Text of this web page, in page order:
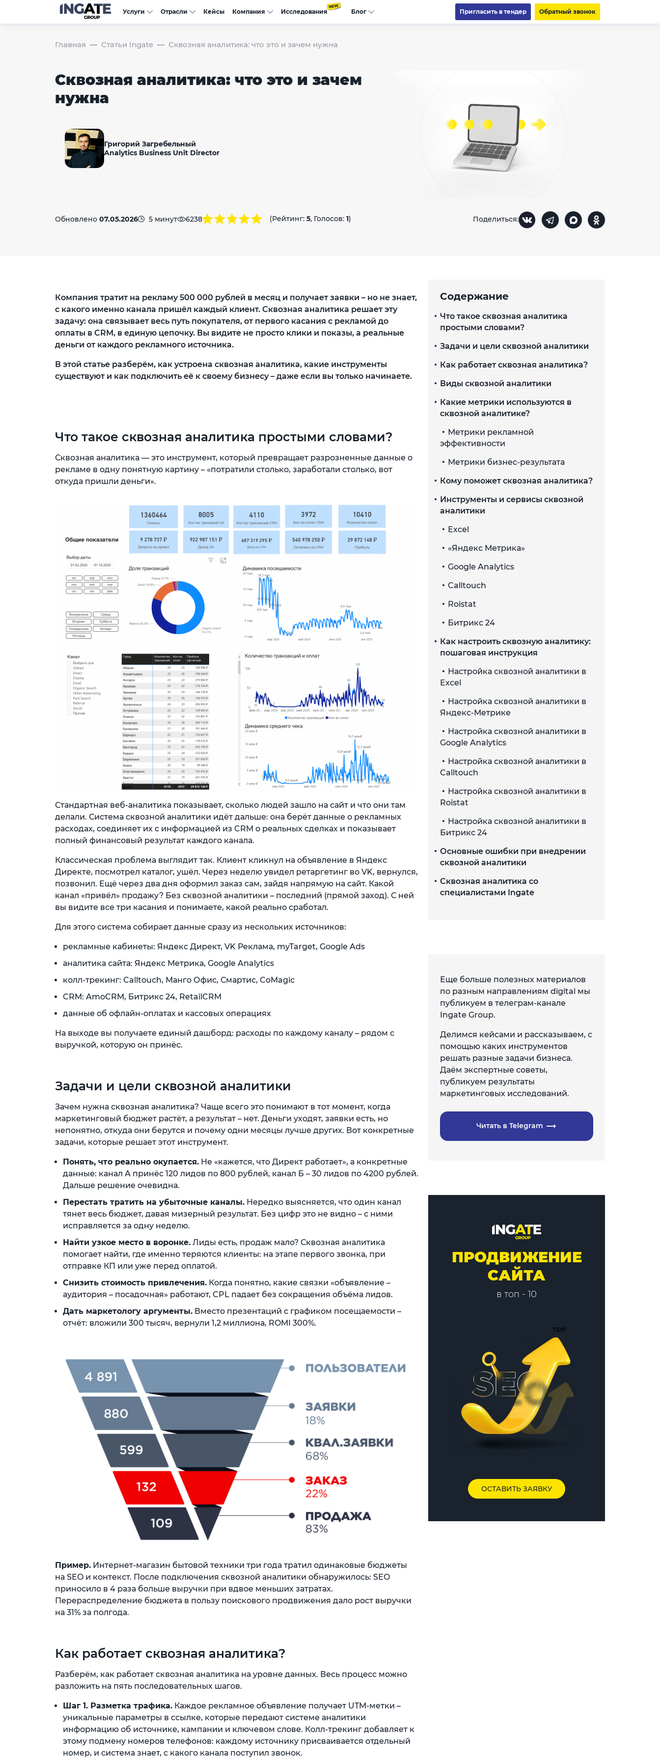
Услуги Отрасли Кейсы Компания Исследования Блог Пригласить в тендер Обратный звонок
Главная Статьи Ingate Сквозная аналитика: что это и зачем нужна
Сквозная аналитика: что это и зачем
нужна
Григорий Загребельный
Analytics Business Unit Director
Обновлено 07.05.2026 5 минут 6238 (Рейтинг: 5, Голосов: 1) Поделиться:
Компания тратит на рекламу 500 000 рублей в месяц и получает заявки – но не знает,
с какого именно канала пришёл каждый клиент. Сквозная аналитика решает эту
задачу: она связывает весь путь покупателя, от первого касания с рекламой до
оплаты в CRM, в единую цепочку. Вы видите не просто клики и показы, а реальные
деньги от каждого рекламного источника.
В этой статье разберём, как устроена сквозная аналитика, какие инструменты
существуют и как подключить её к своему бизнесу – даже если вы только начинаете.
Что такое сквозная аналитика простыми словами?
Сквозная аналитика — это инструмент, который превращает разрозненные данные о
рекламе в одну понятную картину – «потратили столько, заработали столько, вот
откуда пришли деньги».
Стандартная веб-аналитика показывает, сколько людей зашло на сайт и что они там
делали. Система сквозной аналитики идёт дальше: она берёт данные о рекламных
расходах, соединяет их с информацией из CRM о реальных сделках и показывает
полный финансовый результат каждого канала.
Классическая проблема выглядит так. Клиент кликнул на объявление в Яндекс
Директе, посмотрел каталог, ушёл. Через неделю увидел ретаргетинг во VK, вернулся,
позвонил. Ещё через два дня оформил заказ сам, зайдя напрямую на сайт. Какой
канал «привёл» продажу? Без сквозной аналитики – последний (прямой заход). С ней
вы видите все три касания и понимаете, какой реально сработал.
Для этого система собирает данные сразу из нескольких источников:
рекламные кабинеты: Яндекс Директ, VK Реклама, myTarget, Google Ads
аналитика сайта: Яндекс Метрика, Google Analytics
колл-трекинг: Calltouch, Манго Офис, Смартис, CoMagic
CRM: AmoCRM, Битрикс 24, RetailCRM
данные об офлайн-оплатах и кассовых операциях
На выходе вы получаете единый дашборд: расходы по каждому каналу – рядом с
выручкой, которую он принёс.
Задачи и цели сквозной аналитики
Зачем нужна сквозная аналитика? Чаще всего это понимают в тот момент, когда
маркетинговый бюджет растёт, а результат – нет. Деньги уходят, заявки есть, но
непонятно, откуда они берутся и почему одни месяцы лучше других. Вот конкретные
задачи, которые решает этот инструмент.
Понять, что реально окупается. Не «кажется, что Директ работает», а конкретные
данные: канал А принёс 120 лидов по 800 рублей, канал Б – 30 лидов по 4200 рублей.
Дальше решение очевидна.
Перестать тратить на убыточные каналы. Нередко выясняется, что один канал
тянет весь бюджет, давая мизерный результат. Без цифр это не видно – с ними
исправляется за одну неделю.
Найти узкое место в воронке. Лиды есть, продаж мало? Сквозная аналитика
помогает найти, где именно теряются клиенты: на этапе первого звонка, при
отправке КП или уже перед оплатой.
Снизить стоимость привлечения. Когда понятно, какие связки «объявление –
аудитория – посадочная» работают, CPL падает без сокращения объёма лидов.
Дать маркетологу аргументы. Вместо презентаций с графиком посещаемости –
отчёт: вложили 300 тысяч, вернули 1,2 миллиона, ROMI 300%.
Пример. Интернет-магазин бытовой техники три года тратил одинаковые бюджеты
на SEO и контекст. После подключения сквозной аналитики обнаружилось: SEO
приносило в 4 раза больше выручки при вдвое меньших затратах.
Перераспределение бюджета в пользу поискового продвижения дало рост выручки
на 31% за полгода.
Как работает сквозная аналитика?
Разберём, как работает сквозная аналитика на уровне данных. Весь процесс можно
разложить на пять последовательных шагов.
Шаг 1. Разметка трафика. Каждое рекламное объявление получает UTM-метки –
уникальные параметры в ссылке, которые передают системе аналитики
информацию об источнике, кампании и ключевом слове. Колл-трекинг добавляет к
этому подмену номеров телефонов: каждому источнику присваивается отдельный
номер, и система знает, с какого канала поступил звонок.
Содержание
Что такое сквозная аналитика
простыми словами?
Задачи и цели сквозной аналитики
Как работает сквозная аналитика?
Виды сквозной аналитики
Какие метрики используются в
сквозной аналитике?
Метрики рекламной
эффективности
Метрики бизнес-результата
Кому поможет сквозная аналитика?
Инструменты и сервисы сквозной
аналитики
Excel
«Яндекс Метрика»
Google Analytics
Calltouch
Roistat
Битрикс 24
Как настроить сквозную аналитику:
пошаговая инструкция
Настройка сквозной аналитики в
Excel
Настройка сквозной аналитики в
Яндекс-Метрике
Настройка сквозной аналитики в
Google Analytics
Настройка сквозной аналитики в
Calltouch
Настройка сквозной аналитики в
Roistat
Настройка сквозной аналитики в
Битрикс 24
Основные ошибки при внедрении
сквозной аналитики
Сквозная аналитика со
специалистами Ingate
Еще больше полезных материалов
по разным направлениям digital мы
публикуем в телеграм-канале
Ingate Group.
Делимся кейсами и рассказываем, с
помощью каких инструментов
решать разные задачи бизнеса.
Даём экспертные советы,
публикуем результаты
маркетинговых исследований.
Читать в Telegram
ПРОДВИЖЕНИЕ
САЙТА
в топ - 10
ОСТАВИТЬ ЗАЯВКУ